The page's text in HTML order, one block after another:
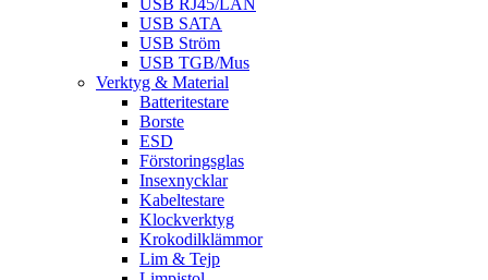
USB RJ45/LAN
USB SATA
USB Ström
USB TGB/Mus
Verktyg & Material
Batteritestare
Borste
ESD
Förstoringsglas
Insexnycklar
Kabeltestare
Klockverktyg
Krokodilklämmor
Lim & Tejp